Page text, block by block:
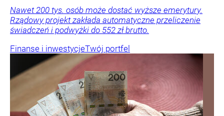
Nawet 200 tys. osób może dostać wyższe emerytury.
Rządowy projekt zakłada automatyczne przeliczenie
świadczeń i podwyżki do 552 zł brutto.
Finanse i inwestycjeTwój portfel